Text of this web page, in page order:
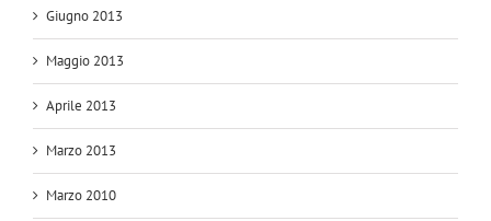
Giugno 2013
Maggio 2013
Aprile 2013
Marzo 2013
Marzo 2010